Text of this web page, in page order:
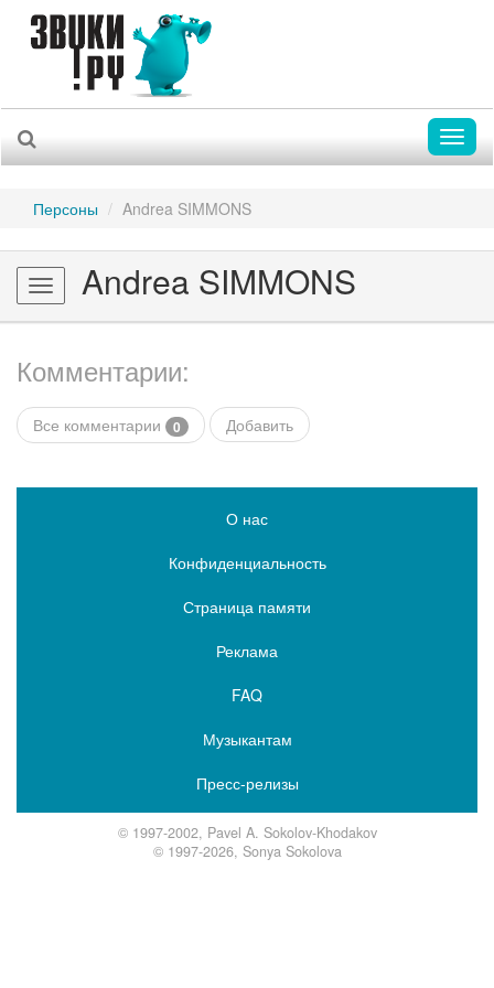
Персоны Andrea SIMMONS
Toggle
navigation
Andrea SIMMONS
Комментарии:
Все комментарии 0 Добавить
О нас
Конфиденциальность
Страница памяти
Реклама
FAQ
Музыкантам
Пресс-релизы
© 1997-2002, Pavel A. Sokolov-Khodakov
© 1997-2026, Sonya Sokolova